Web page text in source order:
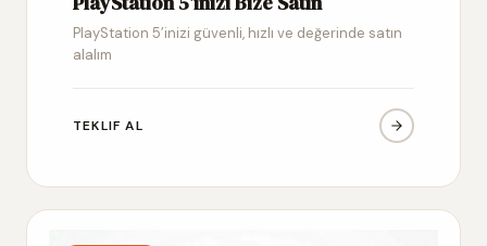
PlayStation 5’inizi güvenli, hızlı ve değerinde satın
alalım
TEKLIF AL